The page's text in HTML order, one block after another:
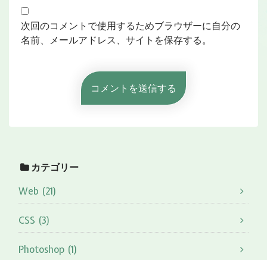
次回のコメントで使用するためブラウザーに自分の
名前、メールアドレス、サイトを保存する。
カテゴリー
Web (21)
CSS (3)
Photoshop (1)